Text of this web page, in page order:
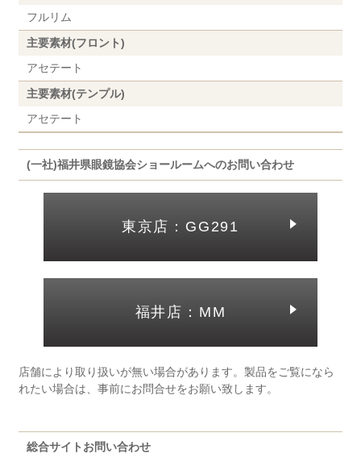
フルリム
主要素材(フロント)
アセテート
主要素材(テンプル)
アセテート
(一社)福井県眼鏡協会ショールームへのお問い合わせ
東京店：GG291
福井店：MM
店舗により取り扱いが無い場合があります。製品をご覧になら
れたい場合は、事前にお問合せをお願い致します。
総合サイトお問い合わせ